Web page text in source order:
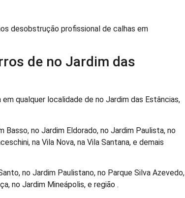
desobstrução profissional de calhas em
de no Jardim das
qualquer localidade de no Jardim das Estâncias,
Basso, no Jardim Eldorado, no Jardim Paulista, no
na Vila Nova, na Vila Santana, e demais
no Jardim Paulistano, no Parque Silva Azevedo,
no Jardim Mineápolis, e região .